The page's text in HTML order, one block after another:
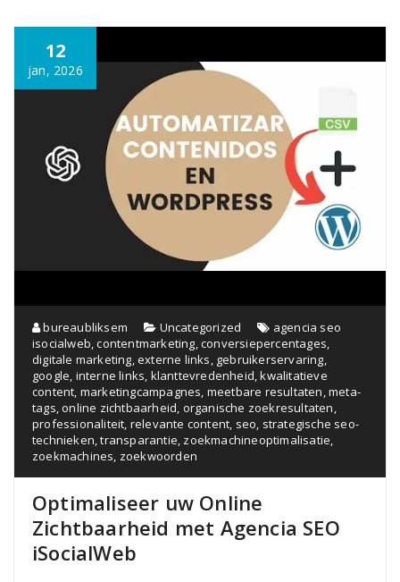
12
jan, 2026
bureaubliksem Uncategorized
agencia seo
isocialweb,contentmarketing,conversiepercentages,
digitale marketing,externe links, gebruikerservaring,
google, interne links, klanttevredenheid,kwalitatieve
content, marketingcampagnes, meetbare resultaten,meta-
tags,online zichtbaarheid, organische zoekresultaten,
professionaliteit, relevante content, seo, strategische seo-
technieken,transparantie, zoekmachineoptimalisatie,
zoekmachines, zoekwoorden
Optimaliseer uw Online
Zichtbaarheid met Agencia SEO
iSocialWeb